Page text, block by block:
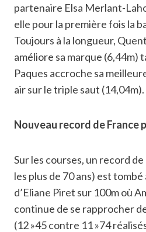
partenaire Elsa Merlant-
elle pour la première fois la
Toujours à la longueur,
améliore sa marque (6,44m)
Paques accroche sa
air sur le triple saut (14,04m).
Nouveau record de France
Sur les courses, un record
les plus de 70 ans) est tombé
d’Eliane Piret sur 100m où
continue de se rapprocher
(12 »45 contre 11 »74